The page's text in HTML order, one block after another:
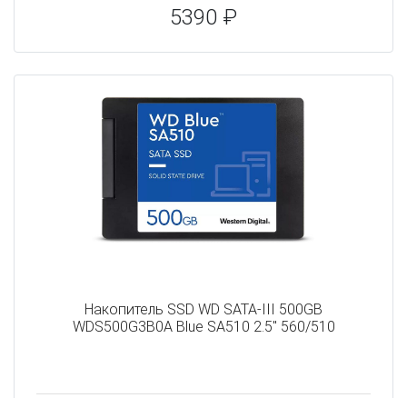
5390 ₽
Накопитель SSD WD SATA-III 500GB
WDS500G3B0A Blue SA510 2.5" 560/510